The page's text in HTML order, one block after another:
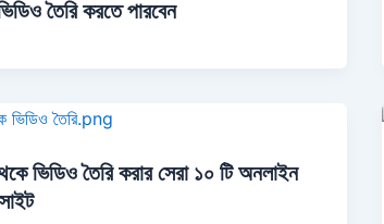
তৈরি করতে পারবেন
ভিডিও তৈরি করার সেরা ১০ টি অনলাইন